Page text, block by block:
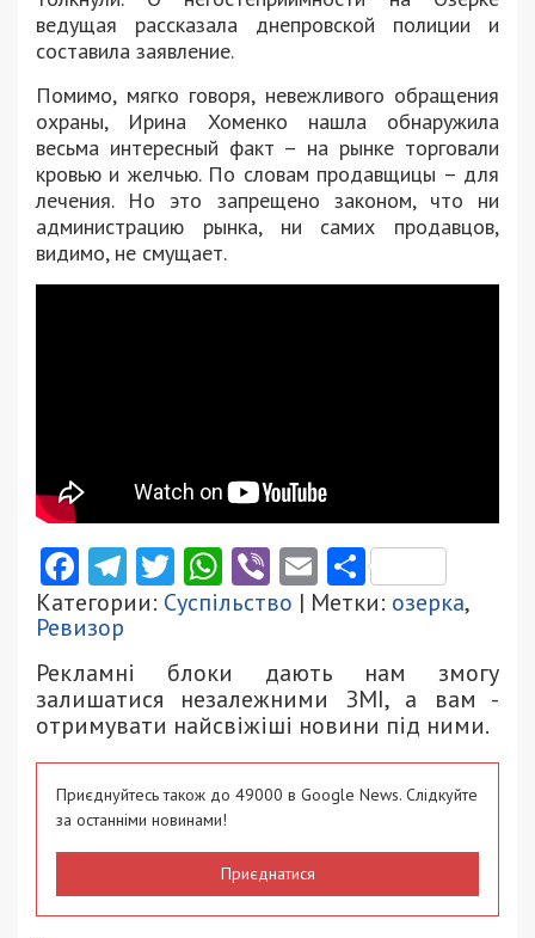
ведущая рассказала днепровской полиции и
составила заявление.
Помимо, мягко говоря, невежливого обращения
охраны, Ирина Хоменко нашла обнаружила
весьма интересный факт – на рынке торговали
кровью и желчью. По словам продавщицы – для
лечения. Но это запрещено законом, что ни
администрацию рынка, ни самих продавцов,
видимо, не смущает.
Facebook
Telegram
Twitter
WhatsApp
ViberEmail
Категории: Суспільство | Метки: озерка,
Ревизор
Рекламні блоки дають нам змогу
залишатися незалежними ЗМІ, а вам -
отримувати найсвіжіші новини під ними.
Приєднуйтесь також до 49000 в Google News. Слідкуйте
за останніми новинами!
Приєднатися